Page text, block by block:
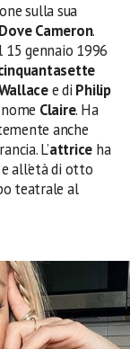
sulla sua
Dove Cameron.
gennaio 1996
e di Philip
Claire. Ha
anche
L’attrice ha
all’età di otto
teatrale al